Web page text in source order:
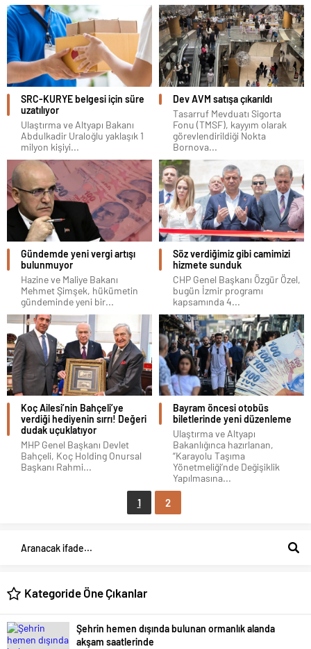
SRC-KURYE belgesi için süre
uzatılıyor
Ulaştırma ve Altyapı Bakanı
Abdulkadir Uraloğlu yaklaşık 1
milyon kişiyi...
Dev AVM satışa çıkarıldı
Tasarruf Mevduatı Sigorta
Fonu (TMSF), kayyım olarak
görevlendirildiği Nokta
Bornova...
Gündemde yeni vergi artışı
bulunmuyor
Hazine ve Maliye Bakanı
Mehmet Şimşek, hükümetin
gündeminde yeni bir...
Söz verdiğimiz gibi camimizi
hizmete sunduk
CHP Genel Başkanı Özgür Özel,
bugün İzmir programı
kapsamında 4...
Koç Ailesi’nin Bahçeli’ye
verdiği hediyenin sırrı! Değeri
dudak uçuklatıyor
MHP Genel Başkanı Devlet
Bahçeli, Koç Holding Onursal
Başkanı Rahmi...
Bayram öncesi otobüs
biletlerinde yeni düzenleme
Ulaştırma ve Altyapı
Bakanlığınca hazırlanan,
“Karayolu Taşıma
Yönetmeliği’nde Değişiklik
Yapılmasına...
1 2
Kategoride Öne Çıkanlar
Şehrin hemen dışında bulunan ormanlık alanda
akşam saatlerinde